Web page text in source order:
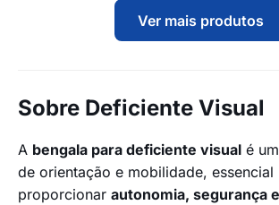
Ver mais produtos
Sobre Deficiente Visual
A bengala para deficiente visual é
de orientação e mobilidade, essencial
proporcionar autonomia, segurança e